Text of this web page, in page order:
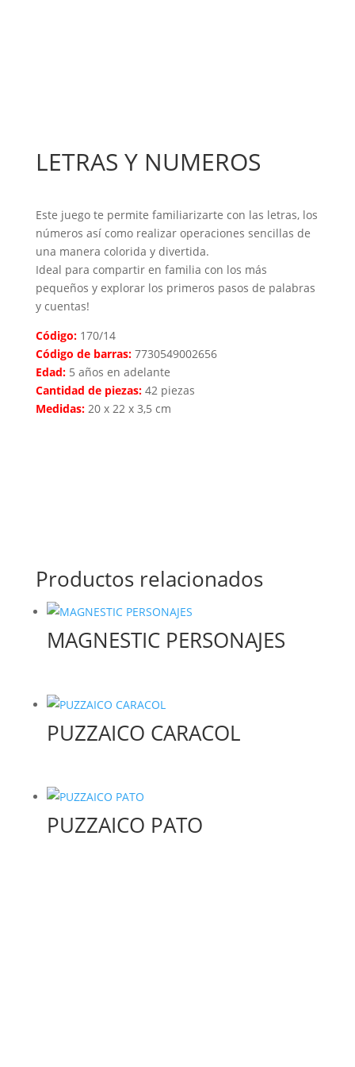
LETRAS Y NUMEROS
Este juego te permite familiarizarte con las letras, los
números así como realizar operaciones sencillas de
una manera colorida y divertida.
Ideal para compartir en familia con los más
pequeños y explorar los primeros pasos de palabras
y cuentas!
Código: 170/14
Código de barras:7730549002656
Edad: 5 años en adelante
Cantidad de piezas:42 piezas
Medidas:20 x 22 x 3,5 cm
Productos relacionados
MAGNESTIC PERSONAJES
PUZZAICO CARACOL
PUZZAICO PATO